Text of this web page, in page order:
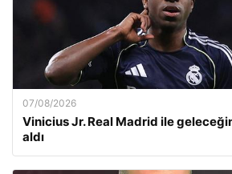
07/08/2026
Vinicius Jr. Real Madrid ile
aldı